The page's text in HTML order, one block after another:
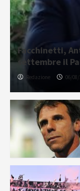
Facchinetti,
settembre il
Redazione 06/08/